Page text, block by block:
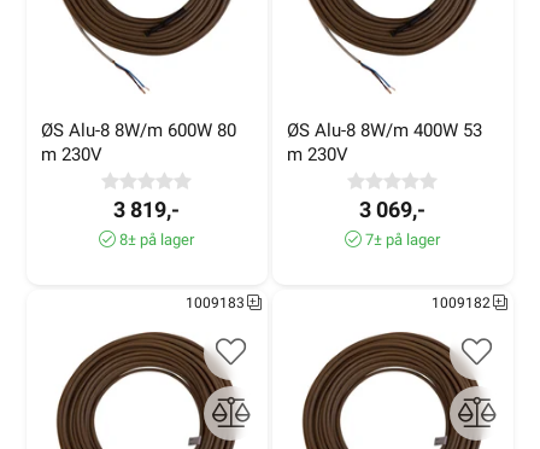
ØS Alu-8 8W/m 600W 80
m 230V
3 819,-
8± på lager
ØS Alu-8 8W/m 400W 53
m 230V
3 069,-
7± på lager
1009183 1009182